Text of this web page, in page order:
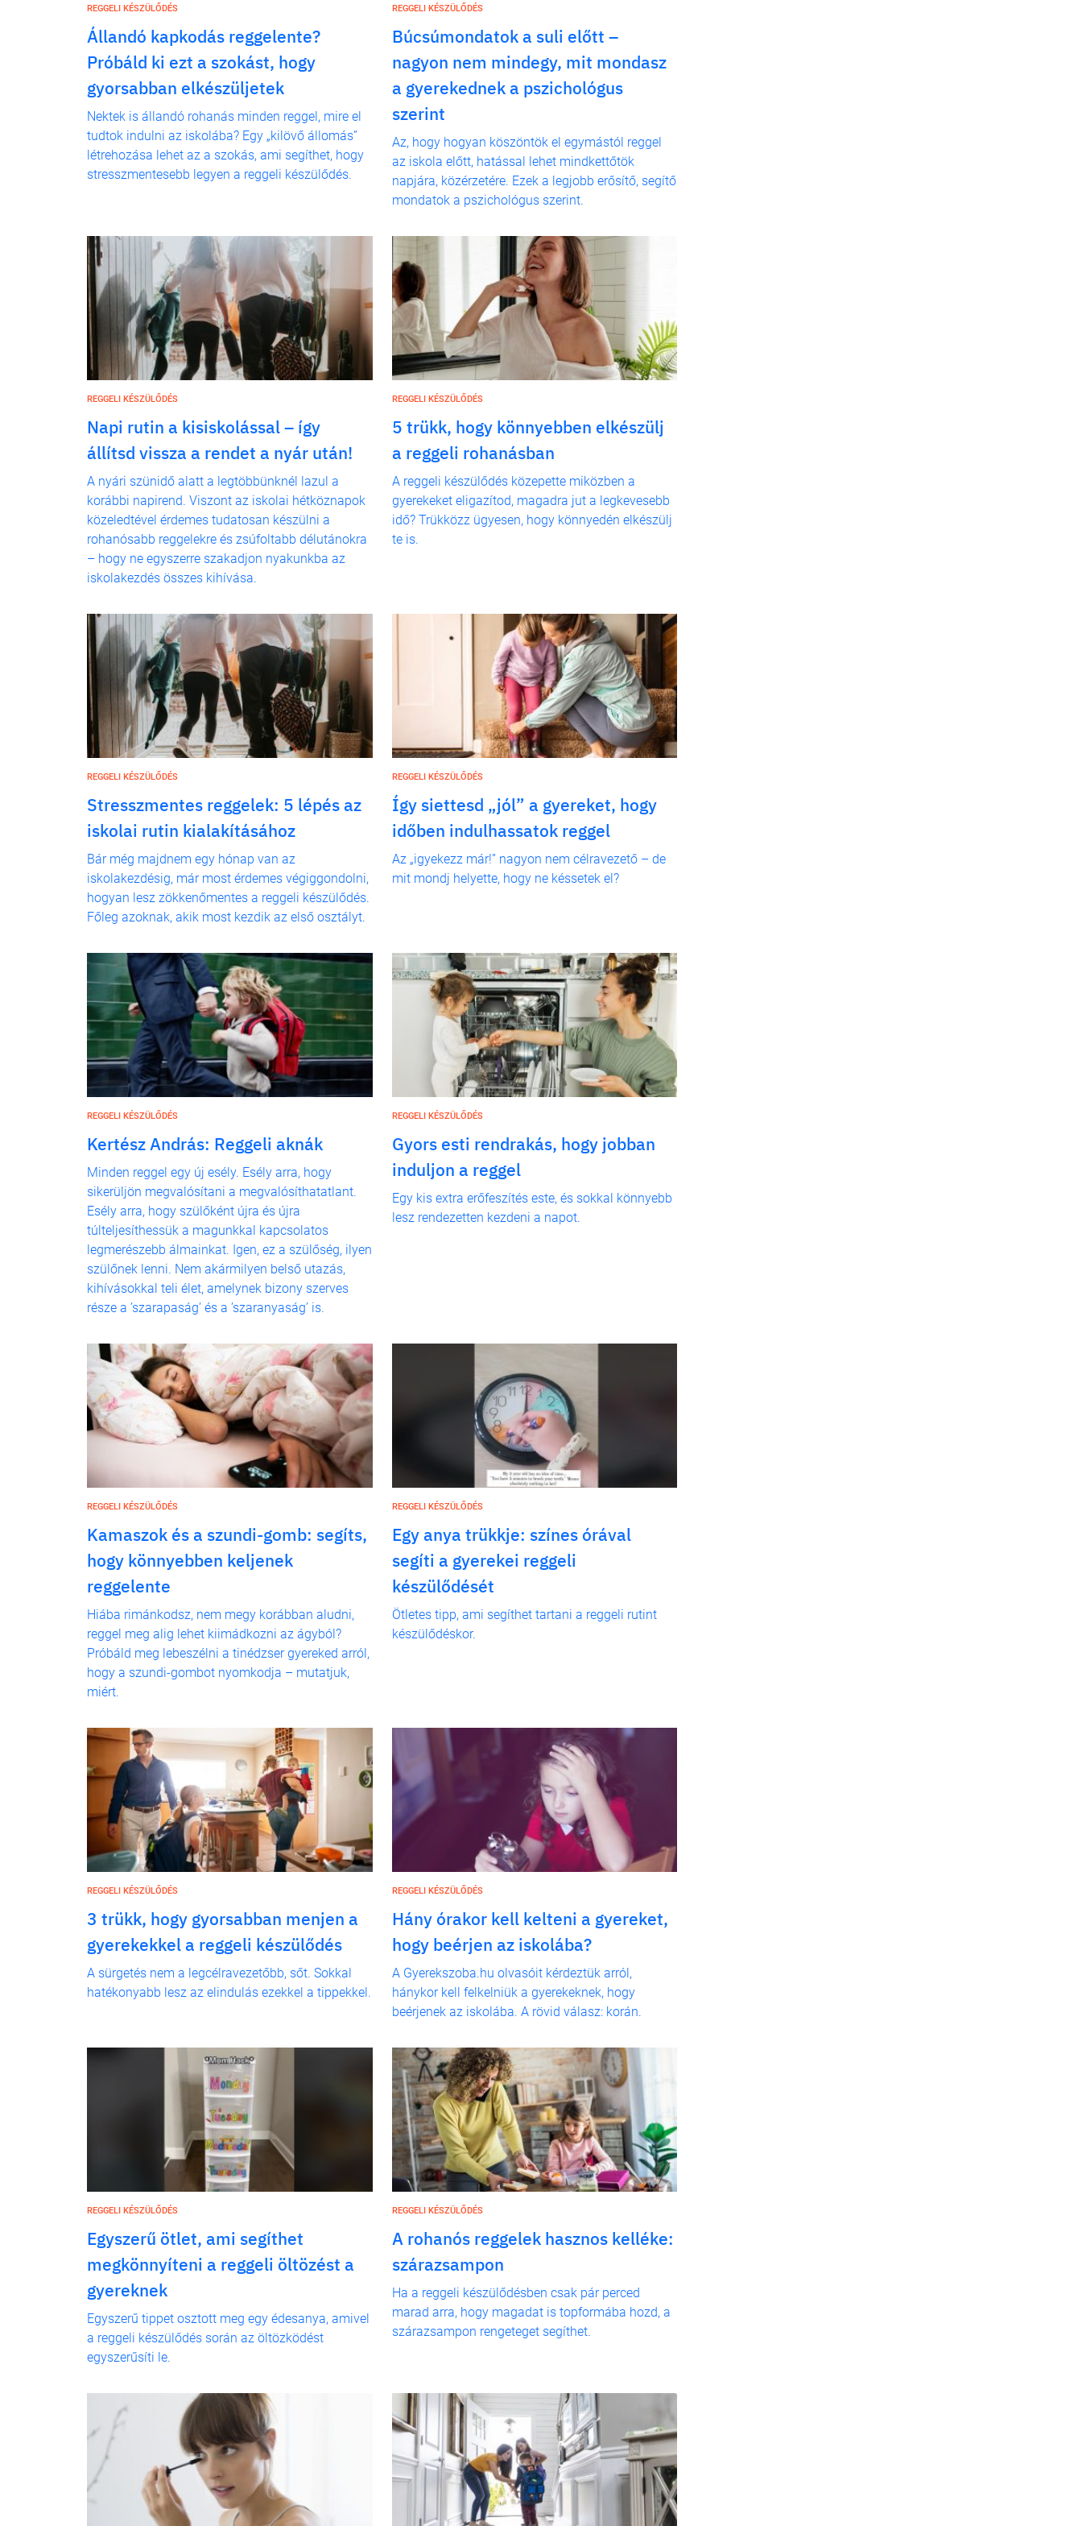
REGGELI KÉSZÜLŐDÉS
Állandó kapkodás reggelente?
Próbáld ki ezt a szokást, hogy
gyorsabban elkészüljetek
Nektek is állandó rohanás minden reggel, mire el
tudtok indulni az iskolába? Egy „kilövő állomás”
létrehozása lehet az a szokás, ami segíthet, hogy
stresszmentesebb legyen a reggeli készülődés.
REGGELI KÉSZÜLŐDÉS
Búcsúmondatok a suli előtt –
nagyon nem mindegy, mit mondasz
a gyerekednek a pszichológus
szerint
Az, hogy hogyan köszöntök el egymástól reggel
az iskola előtt, hatással lehet mindkettőtök
napjára, közérzetére. Ezek a legjobb erősítő, segítő
mondatok a pszichológus szerint.
REGGELI KÉSZÜLŐDÉS
Napi rutin a kisiskolással – így
állítsd vissza a rendet a nyár után!
A nyári szünidő alatt a legtöbbünknél lazul a
korábbi napirend. Viszont az iskolai hétköznapok
közeledtével érdemes tudatosan készülni a
rohanósabb reggelekre és zsúfoltabb délutánokra
– hogy ne egyszerre szakadjon nyakunkba az
iskolakezdés összes kihívása.
REGGELI KÉSZÜLŐDÉS
5 trükk, hogy könnyebben elkészülj
a reggeli rohanásban
A reggeli készülődés közepette miközben a
gyerekeket eligazítod, magadra jut a legkevesebb
idő? Trükközz ügyesen, hogy könnyedén elkészülj
te is.
REGGELI KÉSZÜLŐDÉS
Stresszmentes reggelek: 5 lépés az
iskolai rutin kialakításához
Bár még majdnem egy hónap van az
iskolakezdésig, már most érdemes végiggondolni,
hogyan lesz zökkenőmentes a reggeli készülődés.
Főleg azoknak, akik most kezdik az első osztályt.
REGGELI KÉSZÜLŐDÉS
Így siettesd „jól” a gyereket, hogy
időben indulhassatok reggel
Az „igyekezz már!” nagyon nem célravezető – de
mit mondj helyette, hogy ne késsetek el?
REGGELI KÉSZÜLŐDÉS
Kertész András: Reggeli aknák
Minden reggel egy új esély. Esély arra, hogy
sikerüljön megvalósítani a megvalósíthatatlant.
Esély arra, hogy szülőként újra és újra
túlteljesíthessük a magunkkal kapcsolatos
legmerészebb álmainkat. Igen, ez a szülőség, ilyen
szülőnek lenni. Nem akármilyen belső utazás,
kihívásokkal teli élet, amelynek bizony szerves
része a ’szarapaság’ és a ’szaranyaság’ is.
REGGELI KÉSZÜLŐDÉS
Gyors esti rendrakás, hogy jobban
induljon a reggel
Egy kis extra erőfeszítés este, és sokkal könnyebb
lesz rendezetten kezdeni a napot.
REGGELI KÉSZÜLŐDÉS
Kamaszok és a szundi-gomb: segíts,
hogy könnyebben keljenek
reggelente
Hiába rimánkodsz, nem megy korábban aludni,
reggel meg alig lehet kiimádkozni az ágyból?
Próbáld meg lebeszélni a tinédzser gyereked arról,
hogy a szundi-gombot nyomkodja – mutatjuk,
miért.
REGGELI KÉSZÜLŐDÉS
Egy anya trükkje: színes órával
segíti a gyerekei reggeli
készülődését
Ötletes tipp, ami segíthet tartani a reggeli rutint
készülődéskor.
REGGELI KÉSZÜLŐDÉS
3 trükk, hogy gyorsabban menjen a
gyerekekkel a reggeli készülődés
A sürgetés nem a legcélravezetőbb, sőt. Sokkal
hatékonyabb lesz az elindulás ezekkel a tippekkel.
REGGELI KÉSZÜLŐDÉS
Hány órakor kell kelteni a gyereket,
hogy beérjen az iskolába?
A Gyerekszoba.hu olvasóit kérdeztük arról,
hánykor kell felkelniük a gyerekeknek, hogy
beérjenek az iskolába. A rövid válasz: korán.
REGGELI KÉSZÜLŐDÉS
Egyszerű ötlet, ami segíthet
megkönnyíteni a reggeli öltözést a
gyereknek
Egyszerű tippet osztott meg egy édesanya, amivel
a reggeli készülődés során az öltözködést
egyszerűsíti le.
REGGELI KÉSZÜLŐDÉS
A rohanós reggelek hasznos kelléke:
szárazsampon
Ha a reggeli készülődésben csak pár perced
marad arra, hogy magadat is topformába hozd, a
szárazsampon rengeteget segíthet.